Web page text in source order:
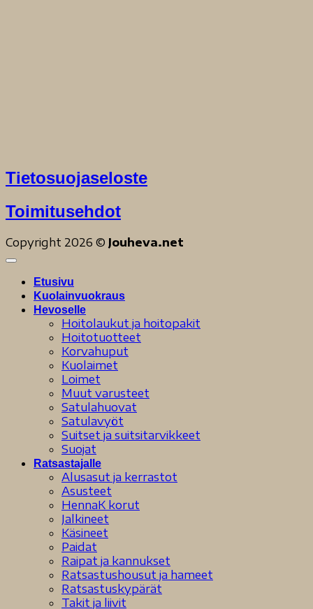
Tietosuojaseloste
Toimitusehdot
Copyright 2026 © Jouheva.net
Etusivu
Kuolainvuokraus
Hevoselle
Hoitolaukut ja hoitopakit
Hoitotuotteet
Korvahuput
Kuolaimet
Loimet
Muut varusteet
Satulahuovat
Satulavyöt
Suitset ja suitsitarvikkeet
Suojat
Ratsastajalle
Alusasut ja kerrastot
Asusteet
HennaK korut
Jalkineet
Käsineet
Paidat
Raipat ja kannukset
Ratsastushousut ja hameet
Ratsastuskypärät
Takit ja liivit